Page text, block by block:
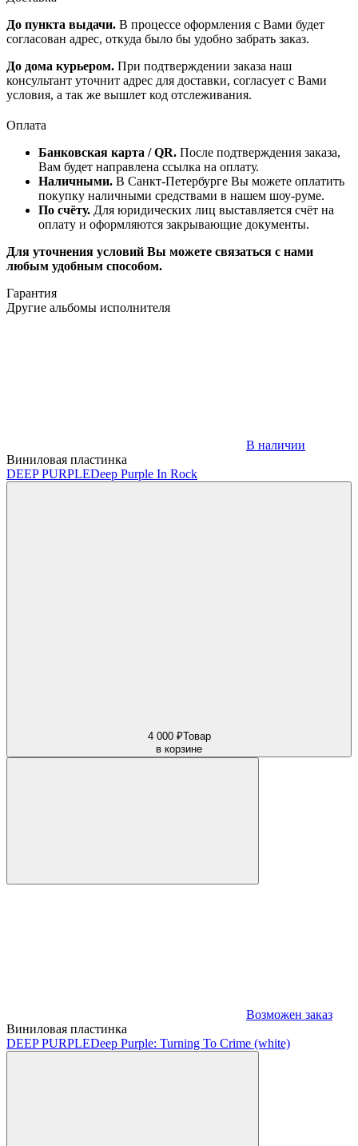
До пункта выдачи. В процессе оформления с Вами будет
согласован адрес, откуда было бы удобно забрать заказ.
До дома курьером. При подтверждении заказа наш
консультант уточнит адрес для доставки, согласует с Вами
условия, а так же вышлет код отслеживания.
Оплата
Банковская карта / QR. После подтверждения заказа,
Вам будет направлена ссылка на оплату.
Наличными. В Санкт-Петербурге Вы можете оплатить
покупку наличными средствами в нашем шоу-руме.
По счёту. Для юридических лиц выставляется счёт на
оплату и оформляются закрывающие документы.
Для уточнения условий Вы можете связаться с нами
любым удобным способом.
Гарантия
Другие альбомы исполнителя
В наличии
Виниловая пластинка
DEEP PURPLEDeep Purple In Rock
4 000 ₽Товар
в корзине
Возможен заказ
Виниловая пластинка
DEEP PURPLEDeep Purple: Turning To Crime (white)